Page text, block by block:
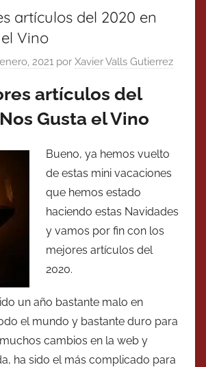
artículos del 2020 en
Vino
2021 por Xavier Valls Gutierrez
artículos del
Gusta el Vino
Bueno, ya hemos vuelto
de estas mini vacaciones
que hemos estado
haciendo estas Navidades
y vamos por fin con los
mejores artículos del
2020.
un año bastante malo en
el mundo y bastante duro para
cambios en la web y
ha sido el más complicado para